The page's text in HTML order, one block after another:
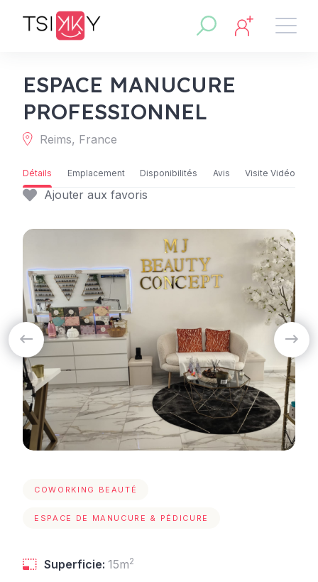
ESPACE MANUCURE
PROFESSIONNEL
Reims, France
Ajouter aux favoris
Détails Emplacement Disponibilités Avis Visite Vidéo
COWORKING BEAUTÉ
ESPACE DE MANUCURE & PÉDICURE
Superficie: 15m2